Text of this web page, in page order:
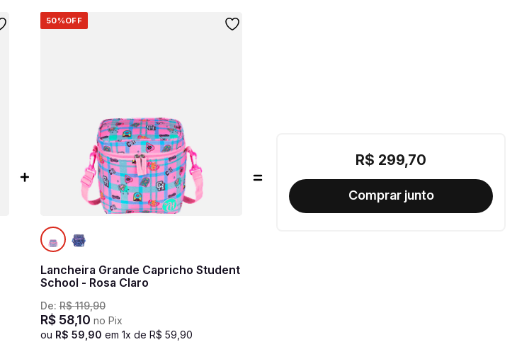
50%OFF
Lancheira Grande Capricho Student
School - Rosa Claro
De:R$ 119,90
R$ 58,10 no Pix
ou R$ 59,90 em 1x de R$ 59,90
R$ 299,70